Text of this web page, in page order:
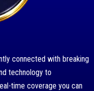
connected with breaking
technology to
time coverage you can